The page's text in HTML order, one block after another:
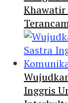
Khawatir
Inggris